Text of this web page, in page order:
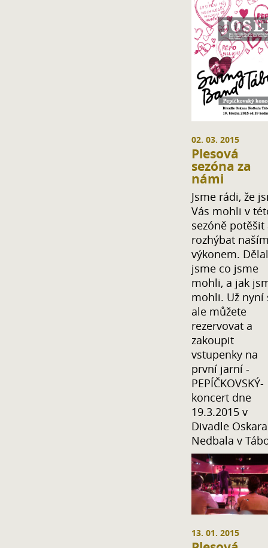
02. 03. 2015
Plesová
sezóna za
námi
Jsme rádi, že
Vás mohli v
sezóně potěšit
rozhýbat
výkonem.
jsme co jsme
mohli, a jak
mohli. Už nyní
ale můžete
rezervovat a
zakoupit
vstupenky na
první jarní -
PEPÍČKOVSKÝ-
koncert dne
19.3.2015 v
Divadle Oskara
Nedbala v
13. 01. 2015